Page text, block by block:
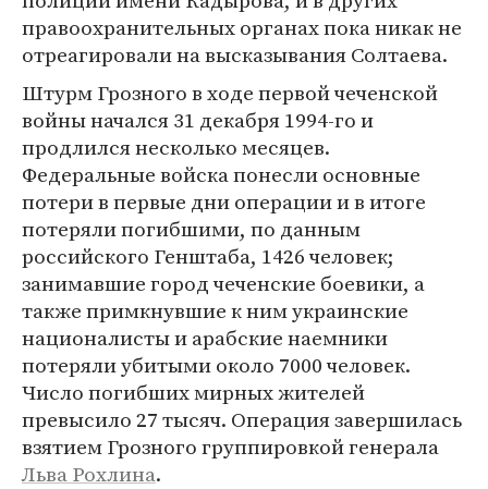
правоохранительных органах пока никак не
отреагировали на высказывания Солтаева.
Штурм Грозного в ходе первой чеченской
войны начался 31 декабря 1994-го и
продлился несколько месяцев.
Федеральные войска понесли основные
потери в первые дни операции и в итоге
потеряли погибшими, по данным
российского Генштаба, 1426 человек;
занимавшие город чеченские боевики, а
также примкнувшие к ним украинские
националисты и арабские наемники
потеряли убитыми около 7000 человек.
Число погибших мирных жителей
превысило 27 тысяч. Операция завершилась
взятием Грозного группировкой генерала
Льва Рохлина.